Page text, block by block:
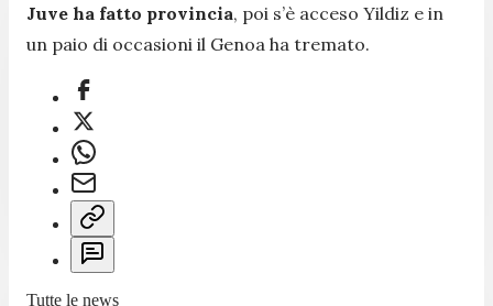
Juve ha fatto provincia, poi s’è acceso Yildiz e in
un paio di occasioni il Genoa ha tremato.
Tutte le news